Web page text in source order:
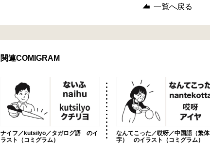
一覧へ戻る
関連COMIGRAM
ナイフ／kutsilyo／タガログ語 のイ
ラスト（コミグラム）
なんてこった／哎呀／中国語（繁体
字） のイラスト（コミグラム）